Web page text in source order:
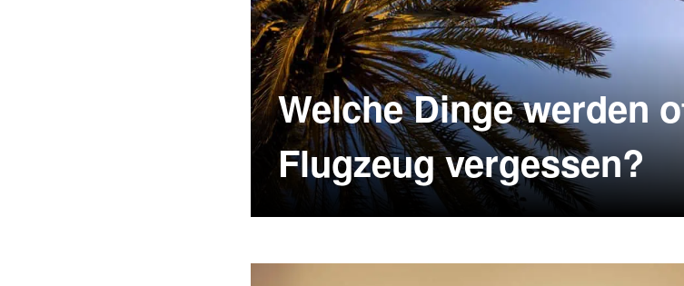
Welche Dinge werden
Flugzeug vergessen?